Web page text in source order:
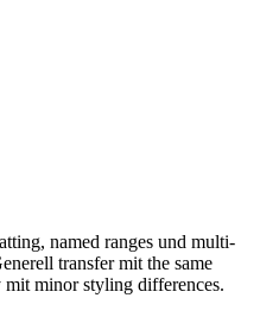
named ranges und multi-
transfer mit the same
mit minor styling differences.